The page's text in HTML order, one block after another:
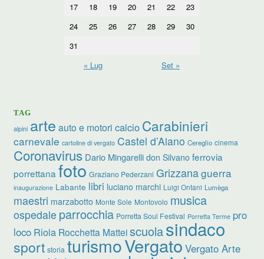
17
18 19 20 21 22
23
24
25 26 27 28 29
30
31
« Lug
Set »
TAG
alpini arte auto e motori calcio Carabinieri
carnevale cartoline di vergato Castel d’Aiano Cereglio cinema
Coronavirus Dario Mingarelli don Silvano ferrovia
porrettana foto Graziano Pederzani Grizzanaguerra
inaugurazione Labante libri luciano marchi Luigi Ontani Lumèga
maestri marzabotto Monte Sole Montovolo musica
ospedale parrocchia Porretta Soul Festival Porretta Terme pro
loco Riola Rocchetta Matteiscuolasindaco
sport storia turismoVergato Vergato Arte